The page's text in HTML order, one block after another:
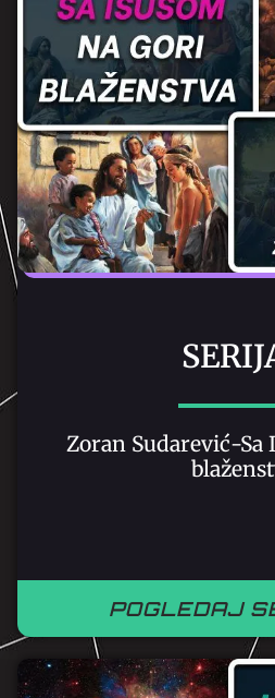
Zoran Sudarević-Sa
POGLEDAJ